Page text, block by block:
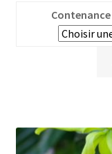
Contenance